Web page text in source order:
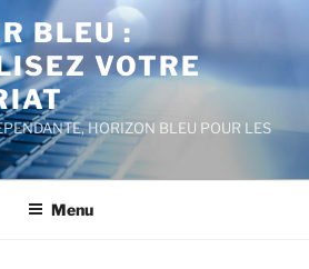
BLEU :
VOTRE
HORIZON BLEU POUR LES
Menu